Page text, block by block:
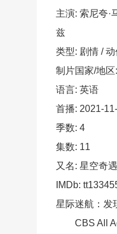
主演: 索尼夸·
兹
类型: 剧情 /
制片国家/地区
语言: 英语
首播: 2021-
季数: 4
集数: 11
又名: 星空奇
IMDb:
星际迷航：发
CBS All